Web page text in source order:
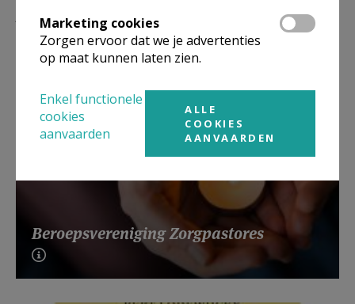
Lees meer
Beroepsvereniging Zorgpastores
Marketing cookies
Zorgen ervoor dat we je advertenties
op maat kunnen laten zien.
Enkel functionele
cookies
aanvaarden
ALLE
COOKIES
AANVAARDEN